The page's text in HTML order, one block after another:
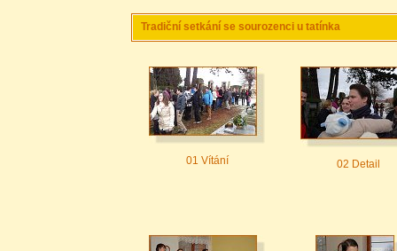
Tradiční setkání se sourozenci u tatínka
01 Vítání 02 Detail